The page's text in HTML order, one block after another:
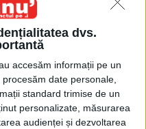
dvs.
accesăm informații pe un
date personale,
standard trimise de un
personalizate, măsurarea
audienței și dezvoltarea